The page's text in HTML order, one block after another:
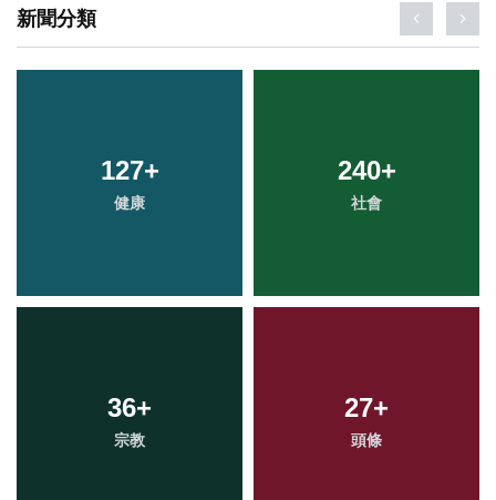
新聞分類
127+
健康
240+
社會
36+
宗教
27+
頭條